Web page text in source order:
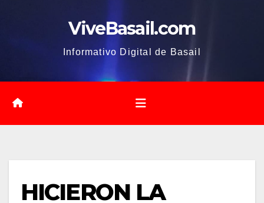
ViveBasail.com
Informativo Digital de Basail
HICIERON LA